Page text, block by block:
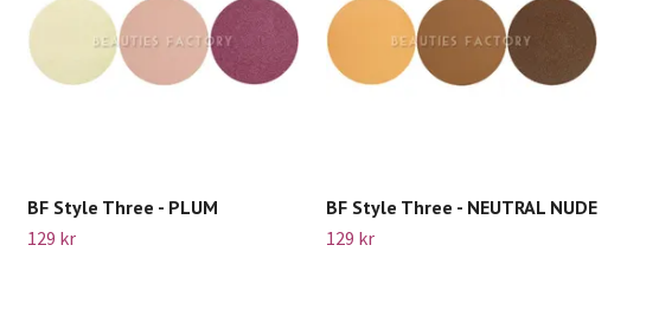
BF Style Three - PLUM
129 kr
BF Style Three - NEUTRAL NUDE
129 kr